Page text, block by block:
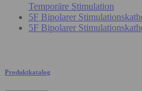
Temporäre Stimulation
5F Bipolarer
5F Bipolarer
Produktkatalog